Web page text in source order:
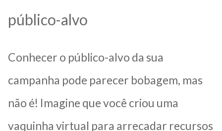
público-alvo
Conhecer o público-alvo da sua
campanha pode parecer bobagem, mas
não é! Imagine que você criou uma
vaquinha virtual para arrecadar recursos